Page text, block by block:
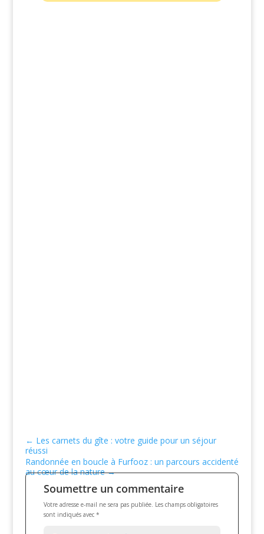
← Les carnets du gîte : votre guide pour un séjour
réussi
Randonnée en boucle à Furfooz : un parcours accidenté
au cœur de la nature→
Soumettre un commentaire
Votre adresse e-mail ne sera pas publiée. Les champs obligatoires
sont indiqués avec *